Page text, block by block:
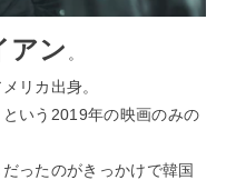
アン 。
リカ出身。
いう2019年の映画のみの
ったのがきっかけで韓国